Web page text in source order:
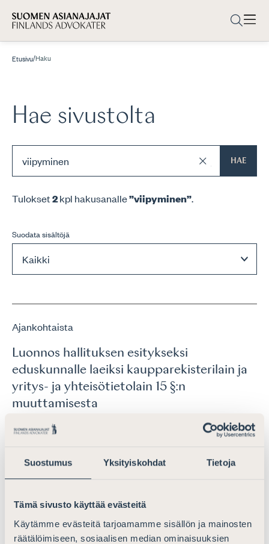
Suostumus Yksityiskohdat Tietoja
Tämä sivusto käyttää evästeitä
Käytämme evästeitä tarjoamamme sisällön ja mainosten
räätälöimiseen, sosiaalisen median ominaisuuksien
Etusivu/Haku
Hae sivustolta
HAE
Tulokset2kpl hakusanalle”viipyminen”.
Ajankohtaista
Luonnos hallituksen esitykseksi
eduskunnalle laeiksi kaupparekisterilain ja
yritys- ja yhteisötietolain 15 §:n
muuttamisesta
Lausunnot
Ajankohtaista
Lausunto lapsen huoltoa ja
tapaamisoikeutta koskevan lainsäädännön
uudistamisesta
Suodata sisältöjä